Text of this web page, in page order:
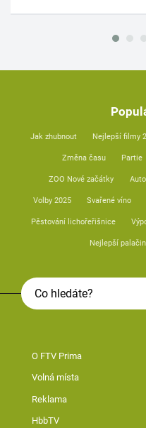
Jak zhubnout Nejlepší filmy
Změna času Partie
ZOO Nové začátky
Volby 2025 Svařené víno
Pěstování lichořeřišnice
Nejlepší
O FTV Prima
Volná místa
Reklama
HbbTV